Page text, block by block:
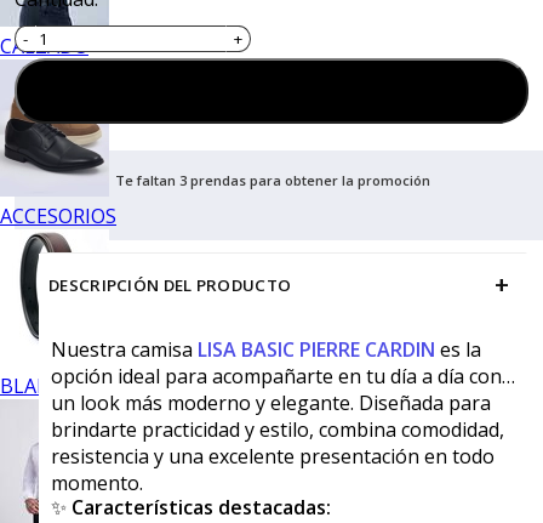
CALZADO
ACCESORIOS
BLANCOS
Te faltan 3 prendas para obtener la promoción
DESCRIPCIÓN DEL PRODUCTO +
Nuestra camisa LISA BASIC PIERRE CARDIN es la
opción ideal para acompañarte en tu día a día con
un look más moderno y elegante. Diseñada para
brindarte practicidad y estilo, combina comodidad,
resistencia y una excelente presentación en todo
momento.
✨ Características destacadas: